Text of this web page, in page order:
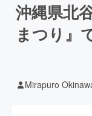
沖縄県北
まつり』
Mirapuro